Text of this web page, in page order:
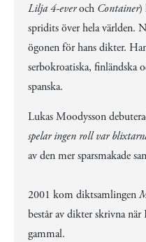
Lilja 4-everoch Container)
spridits över hela världen.
ögonen för hans dikter.
serbokroatiska, finländska
spanska.
Lukas Moodysson
spelar ingen roll var
av den mer sparsmakade
2001 kom diktsamlingen
består av dikter skrivna
gammal.